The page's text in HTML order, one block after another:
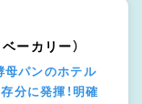
ーカリー）
母パンのホテル
分に発揮！明確